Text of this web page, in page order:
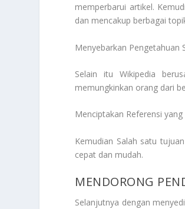
memperbarui artikel.
dan mencakup berbagai
Menyebarkan Pengetahuan
Selain itu Wikipedia
memungkinkan orang dari
Menciptakan Referensi
Kemudian Salah satu
cepat dan mudah.
MENDORONG
Selanjutnya dengan